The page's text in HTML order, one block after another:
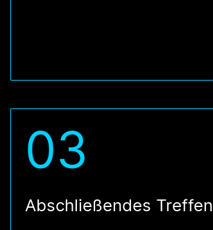
03
Abschließendes Treffen